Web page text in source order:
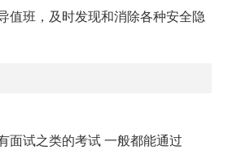
值班，及时发现和消除各种安全隐
面试之类的考试 一般都能通过